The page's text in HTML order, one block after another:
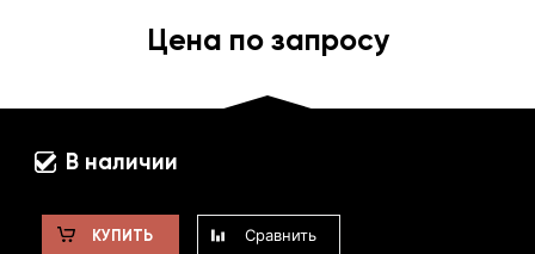
Цена по запросу
В наличии
КУПИТЬ Сравнить